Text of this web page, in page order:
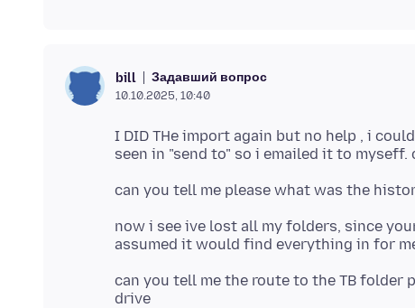
bill Задавший вопрос
10.10.2025, 10:40
I DID THe import again but no help , i
now i see ive lost all my folders, since
can you tell me the route to the TB folder
drive